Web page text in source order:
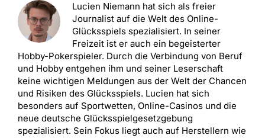
Lucien Niemann hat sich als freier
Journalist auf die Welt des Online-
Glücksspiels spezialisiert. In seiner
Freizeit ist er auch ein begeisterter
Hobby-Pokerspieler. Durch die Verbindung von Beruf
und Hobby entgehen ihm und seiner Leserschaft
keine wichtigen Meldungen aus der Welt der Chancen
und Risiken des Glücksspiels. Lucien hat sich
besonders auf Sportwetten, Online-Casinos und die
neue deutsche Glücksspielgesetzgebung
spezialisiert. Sein Fokus liegt auch auf Herstellern wie